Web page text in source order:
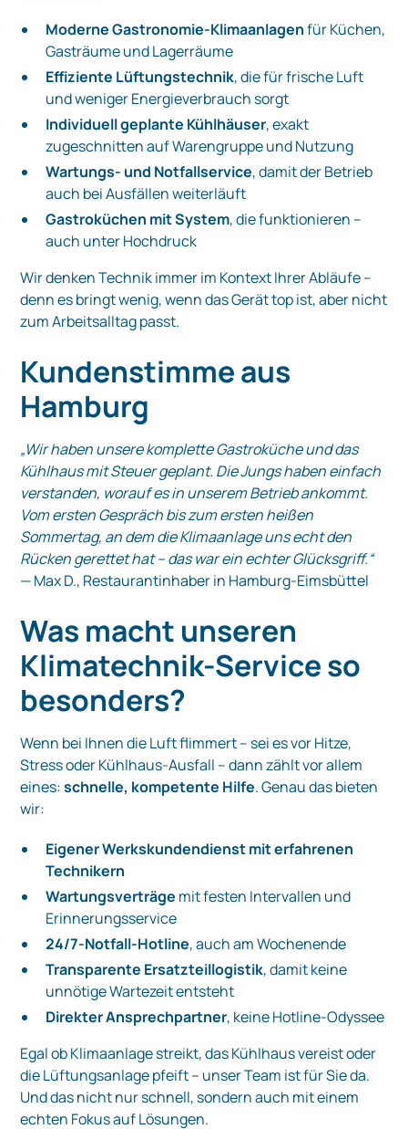
Moderne Gastronomie-Klimaanlagenfür Küchen,
Gasträume und Lagerräume
Effiziente Lüftungstechnik, die für frische Luft
und weniger Energieverbrauch sorgt
Individuell geplante Kühlhäuser, exakt
zugeschnitten auf Warengruppe und Nutzung
Wartungs- und Notfallservice, damit der Betrieb
auch bei Ausfällen weiterläuft
Gastroküchen mit System, die funktionieren –
auch unter Hochdruck
Wir denken Technik immer im Kontext Ihrer Abläufe –
denn es bringt wenig, wenn das Gerät top ist, aber nicht
zum Arbeitsalltag passt.
Kundenstimme aus
Hamburg
„Wir haben unsere komplette Gastroküche und das
Kühlhaus mit Steuer geplant. Die Jungs haben einfach
verstanden, worauf es in unserem Betrieb ankommt.
Vom ersten Gespräch bis zum ersten heißen
Sommertag, an dem die Klimaanlage uns echt den
Rücken gerettet hat – das war ein echter Glücksgriff.“
— Max D., Restaurantinhaber in Hamburg-Eimsbüttel
Was macht unseren
Klimatechnik-Service so
besonders?
Wenn bei Ihnen die Luft flimmert – sei es vor Hitze,
Stress oder Kühlhaus-Ausfall – dann zählt vor allem
eines:schnelle, kompetente Hilfe. Genau das bieten
wir:
Eigener Werkskundendienst mit erfahrenen
Technikern
Wartungsverträge mit festen Intervallen und
Erinnerungsservice
24/7-Notfall-Hotline, auch am Wochenende
Transparente Ersatzteillogistik, damit keine
unnötige Wartezeit entsteht
Direkter Ansprechpartner, keine Hotline-Odyssee
Egal ob Klimaanlage streikt, das Kühlhaus vereist oder
die Lüftungsanlage pfeift – unser Team ist für Sie da.
Und das nicht nur schnell, sondern auch mit einem
echten Fokus auf Lösungen.